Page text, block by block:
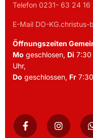
Telefon 0231- 63 24 16
E-Mail DO-
Öffnungszeiten
Mo geschlosen, Di 7:30
Uhr,
Do geschlossen, Fr